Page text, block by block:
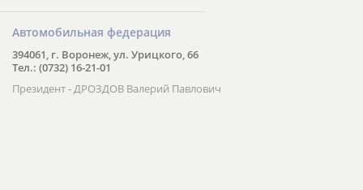
Автомобильная федерация
394061, г. Воронеж, ул. Урицкого, 66
Тел.: (0732) 16-21-01
Президент - ДРОЗДОВ Валерий Павлович